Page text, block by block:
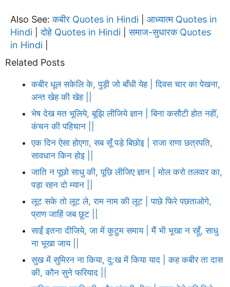
Also See:कबीर Quotes in Hindi
आध्यात्म Quotes in
Hindi |दोहे Quotes in Hindi |समाज-सुधारक Quotes
in Hindi
Related Posts
कबीर धूल सकेलि के, पुड़ी जो बाँधी येह | दिवस चार का पेखना,
अन्त खेह की खेह ||
भेष देख मत भूलिये, बूझि लीजिये ज्ञान | बिना कसौटी होत नहीं,
कंचन की पहिचान ||
एक दिन ऐसा होएगा, सब सूँ पड़े बिछोइ | राजा राणा छत्रपति,
सावधान किन होइ ||
जाति न पूछो साधु की, पूछि लीजिए ज्ञान | मोल करो तलवार का,
पड़ा रहन दो म्यान ||
लूट सके तो लूट ले, राम नाम की लूट | पाछे फिरे पछताओगे,
प्राण जाहिं जब छूट ||
साईं इतना दीजिये, जा में कुटुम समाय | मैं भी भूखा न रहूँ, साधु
ना भूखा जाय ||
सुख में सुमिरन ना किया, दु:ख में किया याद | कह कबीर ता दास
की, कौन सुने फरियाद ||